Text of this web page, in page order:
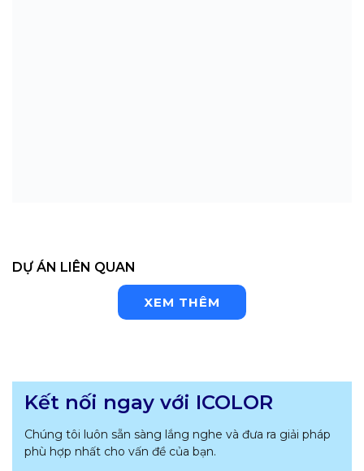
DỰ ÁN LIÊN QUAN
XEM THÊM
Kết nối ngay với ICOLOR
Chúng tôi luôn sẵn sàng lắng nghe và đưa ra giải pháp
phù hợp nhất cho vấn đề của bạn.